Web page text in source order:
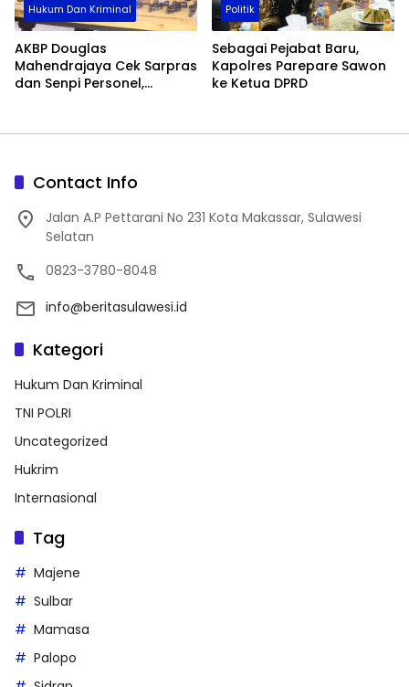
Hukum Dan Kriminal
AKBP Douglas
Mahendrajaya Cek Sarpras
dan Senpi Personel,
Politik
Sebagai Pejabat Baru,
Kapolres Parepare Sawon
ke Ketua DPRD
Contact Info
Jalan A.P Pettarani No 231 Kota Makassar, Sulawesi
Selatan
0823-3780-8048
info@beritasulawesi.id
Kategori
Hukum Dan Kriminal
TNI POLRI
Uncategorized
Hukrim
Internasional
Tag
Majene
Sulbar
Mamasa
Palopo